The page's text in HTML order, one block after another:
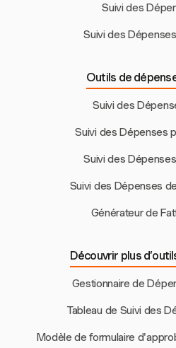
Suivi des
Suivi des
Outils de
Suivi des
Suivi des Dépenses
Suivi des
Suivi des Dépenses
Générateur de
Découvrir plus
Gestionnaire de
Tableau de Suivi des
Modèle de formulaire